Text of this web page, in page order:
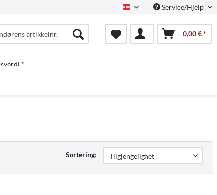
NorwegianService/Hjelp
0,00 € *
*
Sortering: